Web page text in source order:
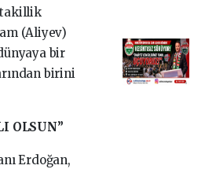
(Aliyev)
bir
birini
OLSUN”
Erdoğan,